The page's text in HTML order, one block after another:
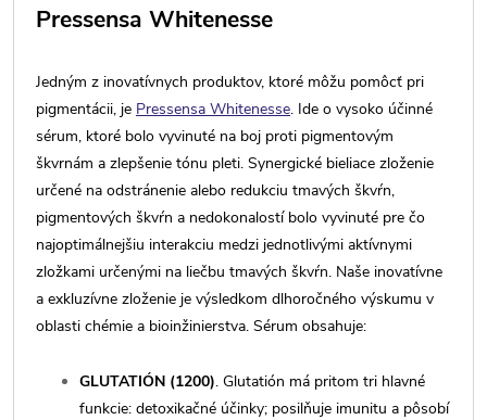
Pressensa Whitenesse
Jedným z inovatívnych produktov, ktoré môžu pomôcť pri
pigmentácii, je Pressensa Whitenesse. Ide o vysoko účinné
sérum, ktoré bolo vyvinuté na boj proti pigmentovým
škvrnám a zlepšenie tónu pleti. Synergické bieliace zloženie
určené na odstránenie alebo redukciu tmavých škvŕn,
pigmentových škvŕn a nedokonalostí bolo vyvinuté pre čo
najoptimálnejšiu interakciu medzi jednotlivými aktívnymi
zložkami určenými na liečbu tmavých škvŕn. Naše inovatívne
a exkluzívne zloženie je výsledkom dlhoročného výskumu v
oblasti chémie a bioinžinierstva. Sérum obsahuje:
GLUTATIÓN (1200). Glutatión má pritom tri hlavné
funkcie: detoxikačné účinky; posilňuje imunitu a pôsobí